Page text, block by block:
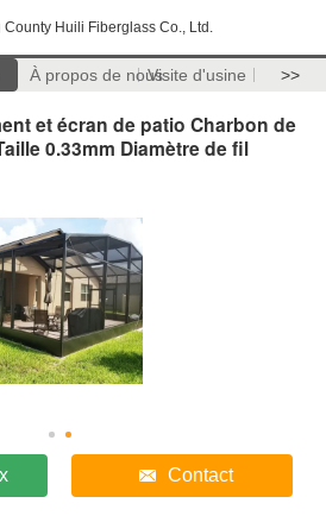
County Huili Fiberglass Co., Ltd.
À propos de nousVisite d'usine >>
et écran de patio Charbon de
0.33mm Diamètre de fil
Contact